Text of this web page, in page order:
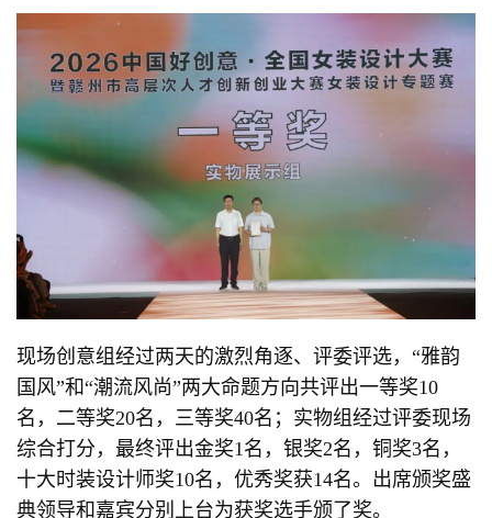
现场创意组经过两天的激烈角逐、评委评选，“雅韵
国风”和“潮流风尚”两大命题方向共评出一等奖10
名，二等奖20名，三等奖40名；实物组经过评委现场
综合打分，最终评出金奖1名，银奖2名，铜奖3名，
十大时装设计师奖10名，优秀奖获14名。出席颁奖盛
典领导和嘉宾分别上台为获奖选手颁了奖。